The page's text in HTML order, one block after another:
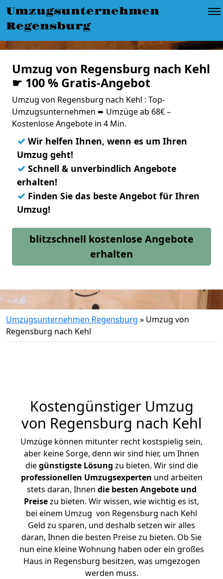
Umzugsunternehmen
Regensburg
Umzug von Regensburg nach Kehl
☛ 100 % Gratis-Angebot
Umzug von Regensburg nach Kehl : Top-
Umzugsunternehmen ➨ Umzüge ab 68€ –
Kostenlose Angebote in 4 Min.
✓ Wir helfen Ihnen, wenn es um Ihren
Umzug geht!
✓ Schnell & unverbindlich Angebote
erhalten!
✓ Finden Sie das beste Angebot für Ihren
Umzug!
blitzschnell kostenlose Angebote
erhalten
Umzugsunternehmen Regensburg » Umzug von
Regensburg nach Kehl
Kostengünstiger Umzug
von Regensburg nach Kehl
Umzüge können mitunter recht kostspielig sein,
aber keine Sorge, denn wir sind hier, um Ihnen
diegünstigste Lösung zu bieten. Wir sind die
professionellen Umzugsexperten und arbeiten
stets daran, Ihnen die besten Angebote und
Preisezu bieten. Wir wissen, wie wichtig es ist,
bei einem Umzug von Regensburg nach Kehl
Geld zu sparen, und deshalb setzen wir alles
daran, Ihnen die besten Preise zu bieten. Ob Sie
nun eine kleine Wohnung haben oder ein großes
Haus in Regensburg besitzen, was umgezogen
werden muss.